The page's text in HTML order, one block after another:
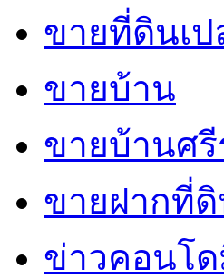
ขายที่ดินเป
ขายบ้าน
ขายบ้านศรี
ขายฝากที่
ข่าวคอนโด